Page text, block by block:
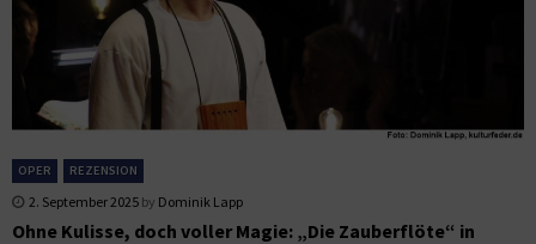
OPER REZENSION
2. September 2025 by Dominik Lapp
Ohne Kulisse, doch voller Magie: „Die Zauberflöte“ in